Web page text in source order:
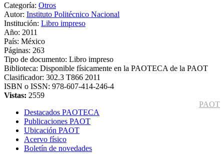
Categoría: Otros
Autor: Instituto Politécnico Nacional
Institución: Libro impreso
Año: 2011
País: México
Páginas: 263
Tipo de documento: Libro impreso
Biblioteca: Disponible físicamente en la PAOTECA de la PAOT
Clasificador: 302.3 T866 2011
ISBN o ISSN: 978-607-414-246-4
Vistas: 2559
PAOT
Destacados PAOTECA
Publicaciones PAOT
Ubicación PAOT
Acervo físico
Boletín de novedades